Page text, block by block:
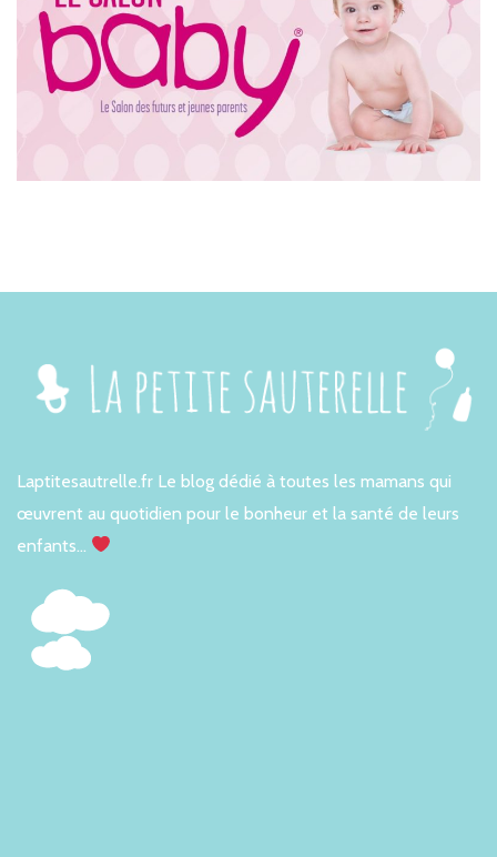
Laptitesautrelle.fr Le blog dédié à toutes les mamans qui
œuvrent au quotidien pour le bonheur et la santé de leurs
enfants…